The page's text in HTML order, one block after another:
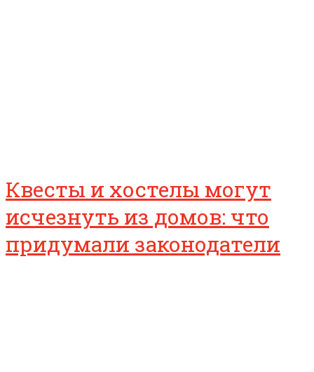
Квесты и хостелы могут
исчезнуть из домов: что
придумали законодатели